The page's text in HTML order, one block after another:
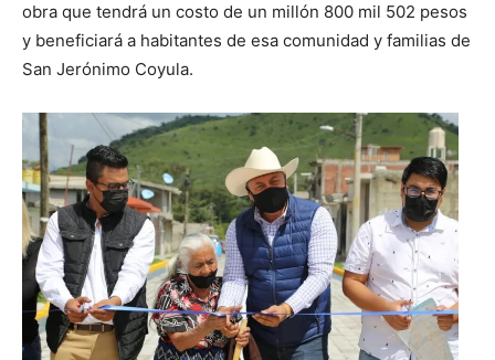
obra que tendrá un costo de un millón 800 mil 502 pesos
y beneficiará a habitantes de esa comunidad y familias de
San Jerónimo Coyula.